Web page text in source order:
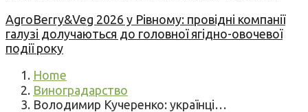
AgroBerry&Veg 2026 у Рівному: провідні компанії
галузі долучаються до головної ягідно-овочевої
події року
Home
Виноградарство
Володимир Кучеренко: українці…